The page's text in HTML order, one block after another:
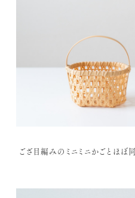
ござ目編みのミニミニかごとほぼ